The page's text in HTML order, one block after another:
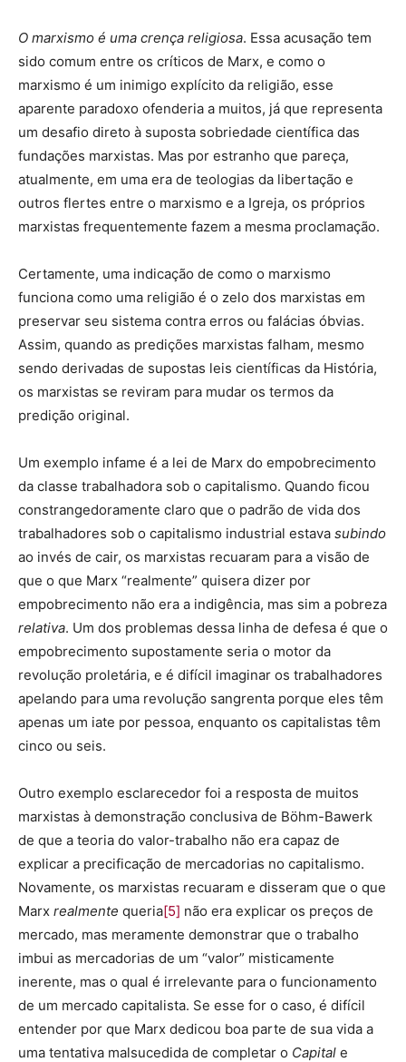
O marxismo é uma crença religiosa. Essa acusação tem
sido comum entre os críticos de Marx, e como o
marxismo é um inimigo explícito da religião, esse
aparente paradoxo ofenderia a muitos, já que representa
um desafio direto à suposta sobriedade científica das
fundações marxistas. Mas por estranho que pareça,
atualmente, em uma era de teologias da libertação e
outros flertes entre o marxismo e a Igreja, os próprios
marxistas frequentemente fazem a mesma proclamação.
Certamente, uma indicação de como o marxismo
funciona como uma religião é o zelo dos marxistas em
preservar seu sistema contra erros ou falácias óbvias.
Assim, quando as predições marxistas falham, mesmo
sendo derivadas de supostas leis científicas da História,
os marxistas se reviram para mudar os termos da
predição original.
Um exemplo infame é a lei de Marx do empobrecimento
da classe trabalhadora sob o capitalismo. Quando ficou
constrangedoramente claro que o padrão de vida dos
trabalhadores sob o capitalismo industrial estava subindo
ao invés de cair, os marxistas recuaram para a visão de
que o que Marx “realmente” quisera dizer por
empobrecimento não era a indigência, mas sim a pobreza
relativa. Um dos problemas dessa linha de defesa é que o
empobrecimento supostamente seria o motor da
revolução proletária, e é difícil imaginar os trabalhadores
apelando para uma revolução sangrenta porque eles têm
apenas um iate por pessoa, enquanto os capitalistas têm
cinco ou seis.
Outro exemplo esclarecedor foi a resposta de muitos
marxistas à demonstração conclusiva de Böhm-Bawerk
de que a teoria do valor-trabalho não era capaz de
explicar a precificação de mercadorias no capitalismo.
Novamente, os marxistas recuaram e disseram que o que
Marx realmente queria[5] não era explicar os preços de
mercado, mas meramente demonstrar que o trabalho
imbui as mercadorias de um “valor” misticamente
inerente, mas o qual é irrelevante para o funcionamento
de um mercado capitalista. Se esse for o caso, é difícil
entender por que Marx dedicou boa parte de sua vida a
uma tentativa malsucedida de completar o Capital e